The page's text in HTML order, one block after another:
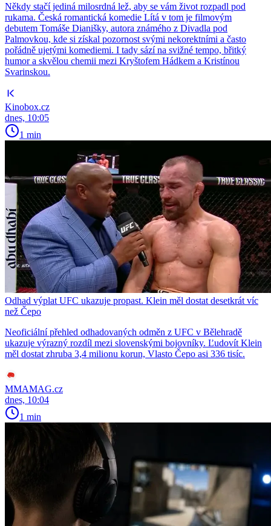
Někdy stačí jediná milosrdná lež, aby se vám život rozpadl pod
rukama. Česká romantická komedie Lítá v tom je filmovým
debutem Tomáše Dianišky, autora známého z Divadla pod
Palmovkou, kde si získal pozornost svými nekorektními a často
pořádně ujetými komediemi. I tady sází na svižné tempo, břitký
humor a skvělou chemii mezi Kryštofem Hádkem a Kristínou
Svarinskou.
Kinobox.cz
dnes, 10:05
1 min
Odhad výplat UFC ukazuje propast. Klein měl dostat desetkrát víc
než Čepo
Neoficiální přehled odhadovaných odměn z UFC v Bělehradě
ukazuje výrazný rozdíl mezi slovenskými bojovníky. Ľudovít Klein
měl dostat zhruba 3,4 milionu korun, Vlasto Čepo asi 336 tisíc.
MMAMAG.cz
dnes, 10:04
1 min